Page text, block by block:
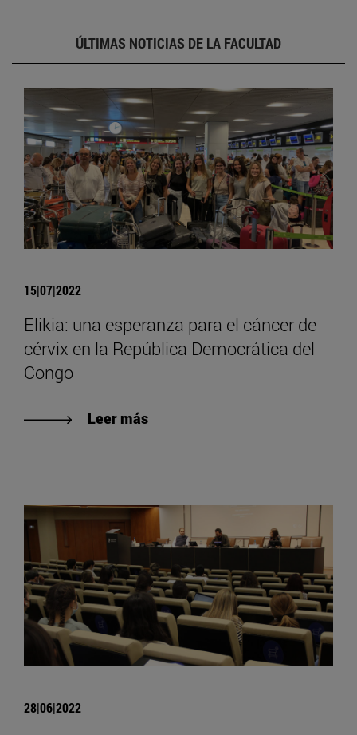
ÚLTIMAS NOTICIAS DE LA FACULTAD
15|07|2022
Elikia: una esperanza para el cáncer de
cérvix en la República Democrática del
Congo
Leer más
28|06|2022